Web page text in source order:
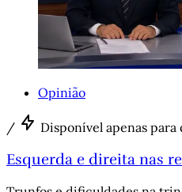
Opinião
/ Disponível apenas
Esquerda e direita nas